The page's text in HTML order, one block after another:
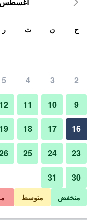
الإجمالي في الليلة
934 ﷼
946 ﷼
ح ن ث ر
2
3
4
5
9
10
11
12
16
17
18
19
23
24
25
30
31
منخفض متوسط